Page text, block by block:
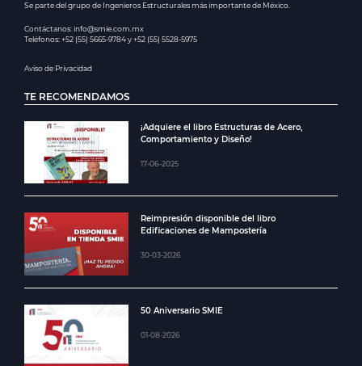
Se parte del grupo de Ingenieros Estructurales más importante de México.
Contáctanos: info@smie.com.mx
Teléfonos: +52 (55) 5665-9784 y +52 (55) 5528-5975
Aviso de Privacidad
TE RECOMENDAMOS
¡Adquiere el libro Estructuras de Acero,
Comportamiento y Diseño!
17-06-2025
Reimpresión disponible del libro
Edificaciones de Mampostería
30-03-2026
50 Aniversario SMIE
01-08-2026